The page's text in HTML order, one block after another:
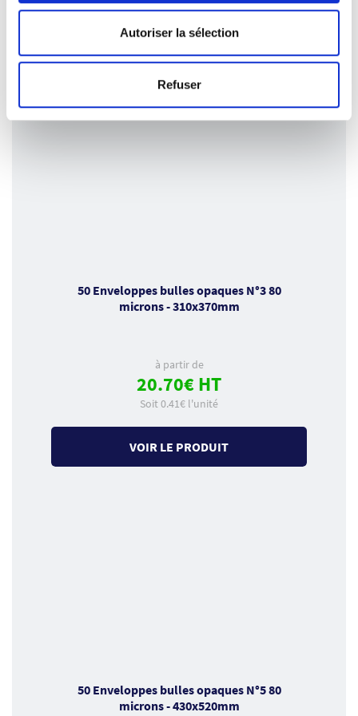
Autoriser la sélection
Refuser
Soit 0.31€ l'unité
50 Enveloppes bulles opaques N°3 80
microns - 310x370mm
à partir de
20.70€ HT
Soit 0.41€ l'unité
VOIR LE PRODUIT
50 Enveloppes bulles opaques N°5 80
microns - 430x520mm